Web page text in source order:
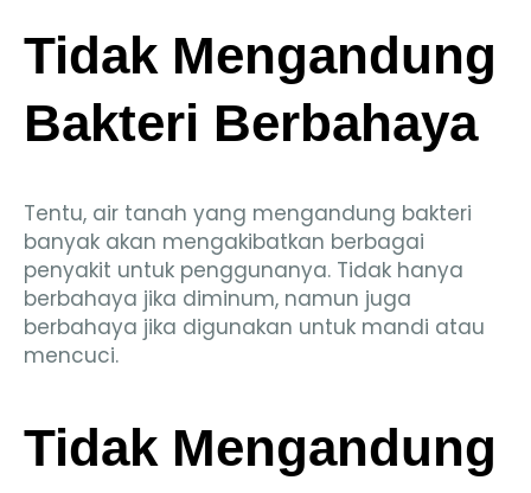
Tidak Mengandung
Bakteri Berbahaya
Tentu, air tanah yang mengandung bakteri
banyak akan mengakibatkan berbagai
penyakit untuk penggunanya. Tidak hanya
berbahaya jika diminum, namun juga
berbahaya jika digunakan untuk mandi atau
mencuci.
Tidak Mengandung